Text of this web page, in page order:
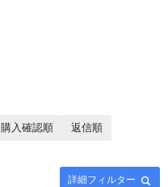
詳細フィルター
購入確認順 返信順